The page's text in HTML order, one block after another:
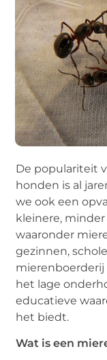
De populariteit
honden is al
we ook een
kleinere, minder
waaronder
gezinnen,
mierenboerderij
het lage
educatieve
het biedt.
Wat is een